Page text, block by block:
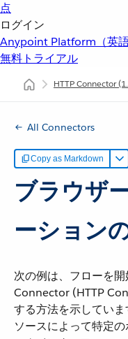
点
ログイン
Anypoint Platform（英語
無料トライアル
HTTP Connector
All Connectors
Copy as Markdown
ブラウザ
ーション
次の例は、フローを
Connector (HTTP
する方法を示してい
ソースによって特定